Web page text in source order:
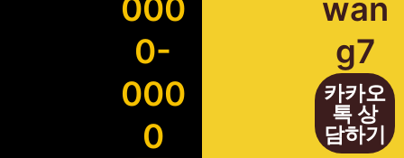
000
0-
000
0
wan
g7
카카오
톡 상
담하기